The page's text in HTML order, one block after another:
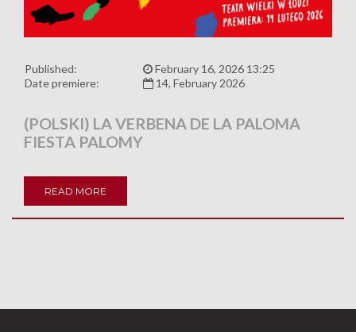
Published:
February 16, 2026 13:25
Date premiere:
14, February 2026
(POLSKI) LA VERBENA DE LA PALOMA
FIESTA PALOMY
READ MORE